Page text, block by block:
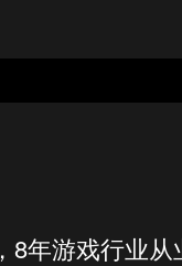
8年游戏行业从